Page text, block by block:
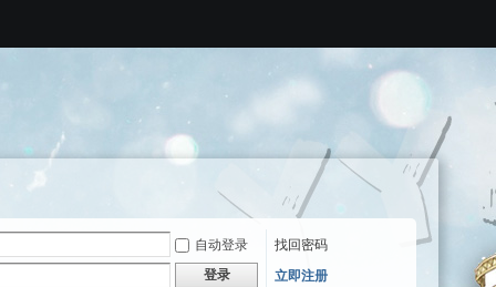
自动登录
找回密码
登录
立即注册